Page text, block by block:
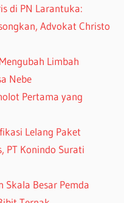
di PN Larantuka:
Advokat Christo
Limbah
Nebe
Pertama yang
Lelang Paket
PT Konindo Surati
Skala Besar Pemda